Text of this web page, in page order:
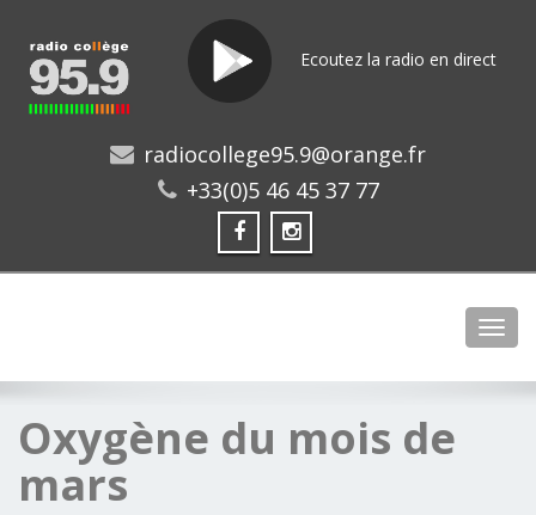
Ecoutez la radio en direct
radiocollege95.9@orange.fr
+33(0)5 46 45 37 77
Oxygène du mois de
mars